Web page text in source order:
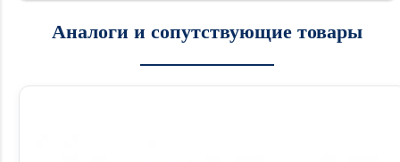
Аналоги и сопутствующие товары